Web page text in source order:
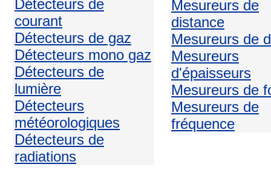
Détecteurs de
courant
Détecteurs de gaz
Détecteurs mono gaz
Détecteurs de
lumière
Détecteurs
météorologiques
Détecteurs de
radiations
Mesureurs de
distance
Mesureurs de
Mesureurs
d'épaisseurs
Mesureurs de
Mesureurs de
fréquence